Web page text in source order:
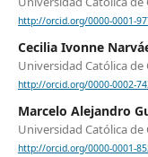
http://orcid.org/0000-0001-
Cecilia Ivonne
Universidad Católica de
http://orcid.org/0000-0002-
Marcelo Alejandro
Universidad Católica de
http://orcid.org/0000-0001-